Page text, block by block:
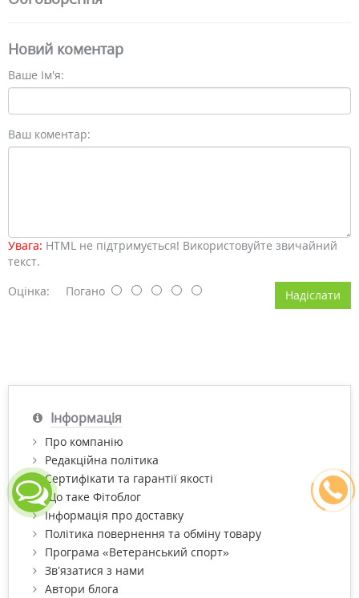
Новий коментар
Ваше Ім'я:
Ваш коментар:
Увага: HTML не підтримується! Використовуйте звичайний
текст.
Оцінка: Погано Надіслати
Інформація
Про компанію
Редакційна політика
Сертифікати та гарантії якості
Що таке Фітоблог
Інформація про доставку
Політика повернення та обміну товару
Програма «Ветеранський спорт»
Зв’язатися з нами
Автори блога